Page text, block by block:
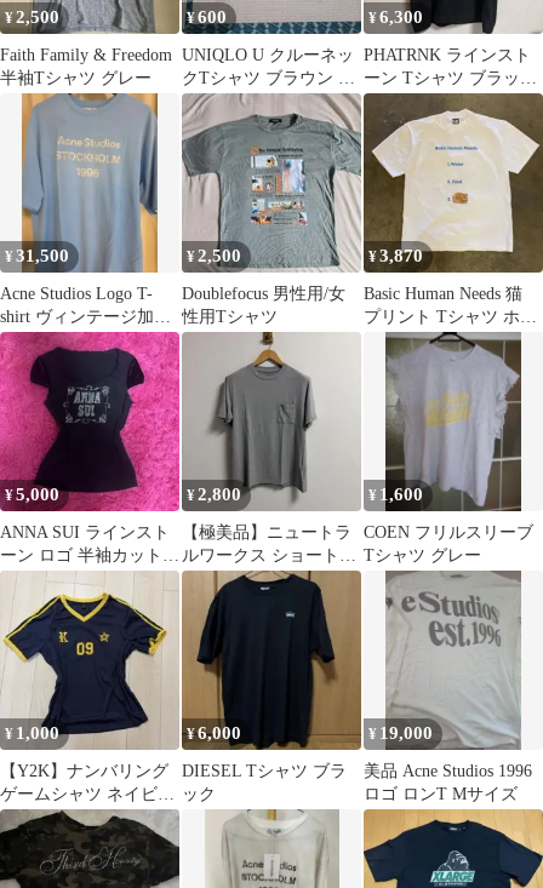
¥2,500
Faith Family & Freedom
半袖Tシャツ グレー
¥600
UNIQLO U クルーネッ
クTシャツ ブラウン L
サイズ
¥6,300
PHATRNK ラインスト
ーン Tシャツ ブラック
Mサイズ
¥31,500
Acne Studios Logo T-
shirt ヴィンテージ加工
Ｍサイズ
¥2,500
Doublefocus 男性用/女
性用Tシャツ
¥3,870
Basic Human Needs 猫
プリント Tシャツ ホワ
イト
¥5,000
ANNA SUI ラインスト
ーン ロゴ 半袖カットソ
ー
¥2,800
【極美品】ニュートラ
ルワークス ショートス
リーブポケットTシャ
ツ KS32162
¥ 1,600
COEN フリルスリーブ
Tシャツ グレー
¥ 1,000
【Y2K】ナンバリング
ゲームシャツ ネイビー
×イエロー スポーツ
MIX
¥6,000
DIESEL Tシャツ ブラ
ック
¥ 19,000
美品 Acne Studios 1996
ロゴ ロンT Mサイズ